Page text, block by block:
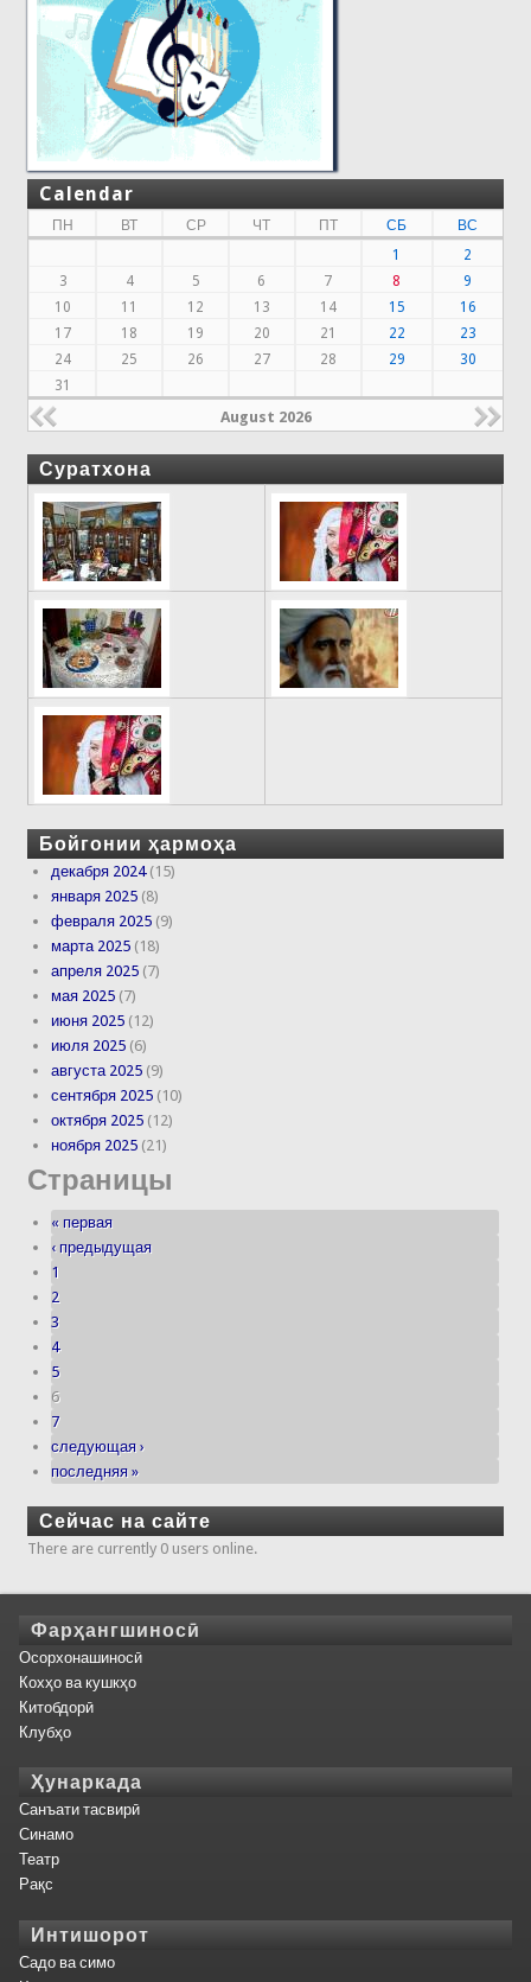
Calendar
ПН ВТ СР ЧТ ПТ СБ
ВС
1
2
3
4 5 6 7 8
9
10
11 12 13 14 15
16
17
18 19 20 21 22
23
24
25 26 27 28 29
30
31
August 2026
Суратхона
Бойгонии ҳармоҳа
декабря 2024(15)
января 2025 (8)
февраля 2025 (9)
марта 2025 (18)
апреля 2025 (7)
мая 2025 (7)
июня 2025 (12)
июля 2025 (6)
августа 2025 (9)
сентября 2025 (10)
октября 2025 (12)
ноября 2025 (21)
Страницы
« первая
‹ предыдущая
1
2
3
4
5
6
7
следующая ›
последняя »
Сейчас на сайте
There are currently 0 users online.
Фарҳангшиносӣ
Осорхонашиносӣ
Кохҳо ва кушкҳо
Китобдорӣ
Клубҳо
Ҳунаркада
Санъати тасвирӣ
Синамо
Театр
Рақс
Интишорот
Садо ва симо